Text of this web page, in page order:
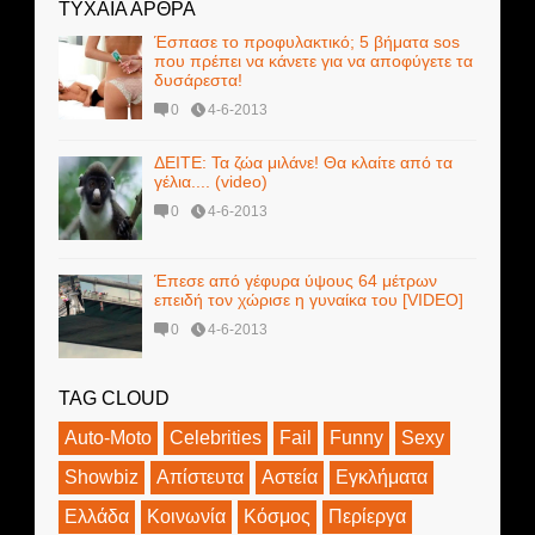
ΤΥΧΑΙΑ ΑΡΘΡΑ
Έσπασε το προφυλακτικό; 5 βήματα sos
που πρέπει να κάνετε για να αποφύγετε τα
δυσάρεστα!
0 4-6-2013
ΔΕΙΤΕ: Τα ζώα μιλάνε! Θα κλαίτε από τα
γέλια.... (video)
0 4-6-2013
Έπεσε από γέφυρα ύψους 64 μέτρων
επειδή τον χώρισε η γυναίκα του [VIDEO]
0 4-6-2013
TAG CLOUD
Auto-Moto
Celebrities Fail Funny
Sexy
Showbiz
Απίστευτα Αστεία
Εγκλήματα
Ελλάδα
Κοινωνία Κόσμος Περίεργα